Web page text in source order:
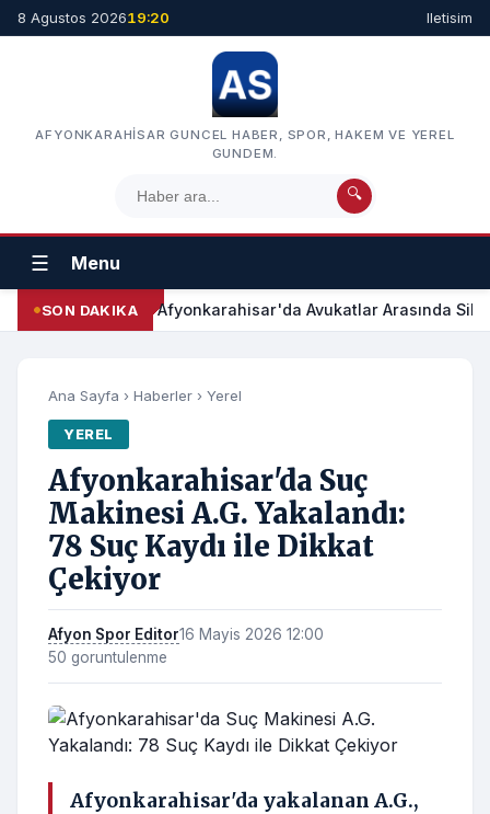
8 Agustos 202619:20 Iletisim
AFYONKARAHISAR GUNCEL HABER, SPOR, HAKEM VE YEREL
GUNDEM.
🔍
☰ Menu
SON DAKIKA Afyonkarahisar'da Avukatlar Arasında
Ana Sayfa › Haberler › Yerel
YEREL
Afyonkarahisar'da Suç
Makinesi A.G. Yakalandı:
78 Suç Kaydı ile Dikkat
Çekiyor
Afyon Spor Editor16 Mayis 2026 12:00
50 goruntulenme
Afyonkarahisar'da yakalanan A.G.,